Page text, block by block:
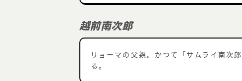
越前南次郎
リョーマの父親。かつて「サムライ南次
る。